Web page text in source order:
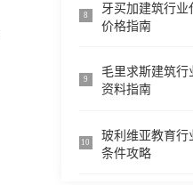
8
牙买加建筑行
价格指南
9
毛里求斯建筑行
资料指南
10
玻利维亚教育行
条件攻略